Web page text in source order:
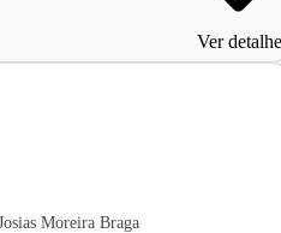
Ver
Moreira Braga